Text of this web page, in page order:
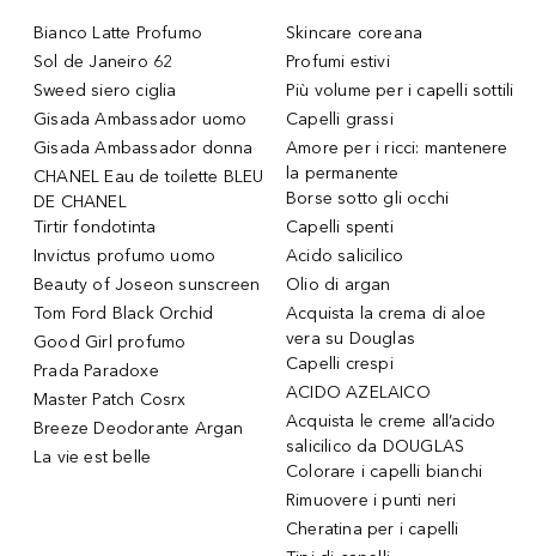
Bianco Latte Profumo
Sol de Janeiro 62
Sweed siero ciglia
Gisada Ambassador uomo
Gisada Ambassador donna
CHANEL Eau de toilette BLEU
DE CHANEL
Tirtir fondotinta
Invictus profumo uomo
Beauty of Joseon sunscreen
Tom Ford Black Orchid
Good Girl profumo
Prada Paradoxe
Master Patch Cosrx
Breeze Deodorante Argan
La vie est belle
Skincare coreana
Profumi estivi
Più volume per i capelli sottili
Capelli grassi
Amore per i ricci: mantenere
la permanente
Borse sotto gli occhi
Capelli spenti
Acido salicilico
Olio di argan
Acquista la crema di aloe
vera su Douglas
Capelli crespi
ACIDO AZELAICO
Acquista le creme all’acido
salicilico da DOUGLAS
Colorare i capelli bianchi
Rimuovere i punti neri
Cheratina per i capelli